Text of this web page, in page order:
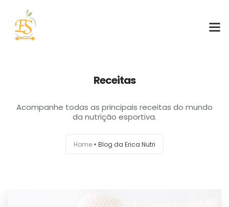
Receitas
Acompanhe todas as principais receitas do mundo
da nutrição esportiva.
Home Blog da Erica Nutri